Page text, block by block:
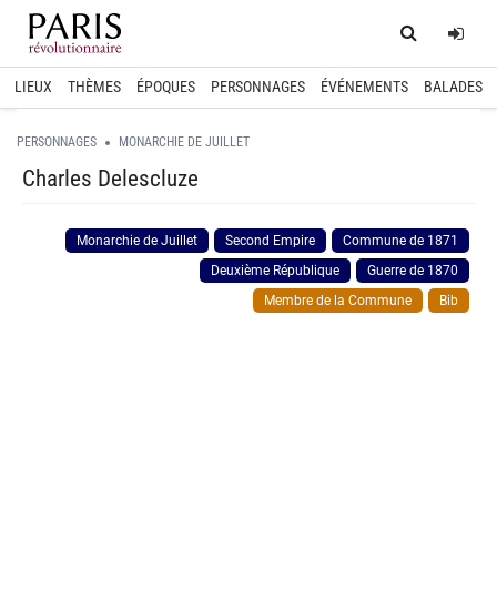
Home
LIEUX THÈMES ÉPOQUES PERSONNAGES ÉVÉNEMENTS BALADES
PERSONNAGES MONARCHIE DE JUILLET
Charles Delescluze
Monarchie de Juillet Second Empire
Commune de 1871
Deuxième République
Guerre de 1870
Membre de la Commune
Bib